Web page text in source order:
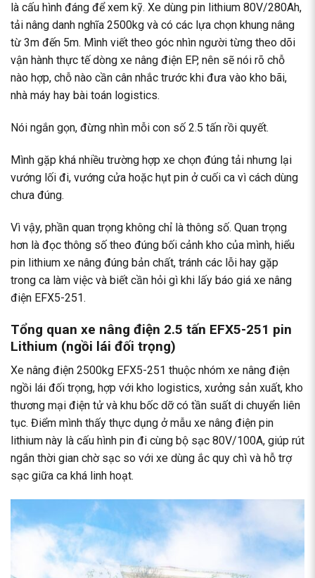
là cấu hình đáng để xem kỹ. Xe dùng pin lithium 80V/280Ah,
tải nâng danh nghĩa 2500kg và có các lựa chọn khung nâng
từ 3m đến 5m. Mình viết theo góc nhìn người từng theo dõi
vận hành thực tế dòng xe nâng điện EP, nên sẽ nói rõ chỗ
nào hợp, chỗ nào cần cân nhắc trước khi đưa vào kho bãi,
nhà máy hay bài toán logistics.
Nói ngắn gọn, đừng nhìn mỗi con số 2.5 tấn rồi quyết.
Mình gặp khá nhiều trường hợp xe chọn đúng tải nhưng lại
vướng lối đi, vướng cửa hoặc hụt pin ở cuối ca vì cách dùng
chưa đúng.
Vì vậy, phần quan trọng không chỉ là thông số. Quan trọng
hơn là đọc thông số theo đúng bối cảnh kho của mình, hiểu
pin lithium xe nâng đúng bản chất, tránh các lỗi hay gặp
trong ca làm việc và biết cần hỏi gì khi lấy báo giá xe nâng
điện EFX5-251.
Tổng quan xe nâng điện 2.5 tấn EFX5-251 pin
Lithium (ngồi lái đối trọng)
Xe nâng điện 2500kg EFX5-251 thuộc nhóm xe nâng điện
ngồi lái đối trọng, hợp với kho logistics, xưởng sản xuất, kho
thương mại điện tử và khu bốc dỡ có tần suất di chuyển liên
tục. Điểm mình thấy thực dụng ở mẫu xe nâng điện pin
lithium này là cấu hình pin đi cùng bộ sạc 80V/100A, giúp rút
ngắn thời gian chờ sạc so với xe dùng ắc quy chì và hỗ trợ
sạc giữa ca khá linh hoạt.